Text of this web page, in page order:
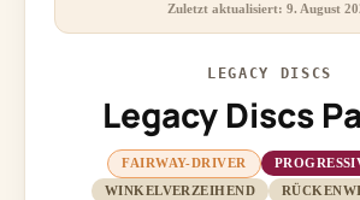
Zuletzt aktualisiert: 9. August
LEGACY DISCS
Legacy Discs
FAIRWAY-DRIVER
WINKELVERZEIHEND